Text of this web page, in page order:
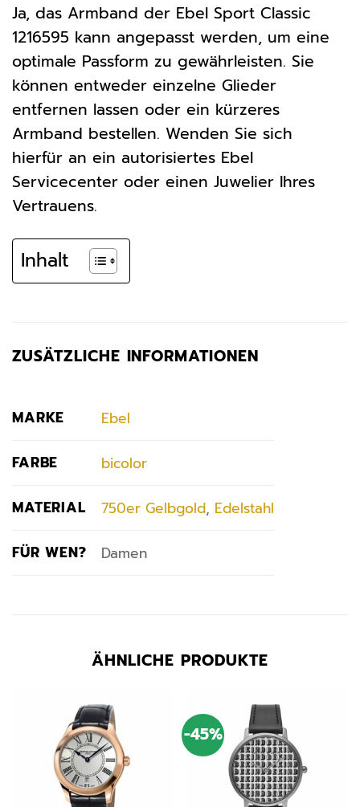
Ja, das Armband der Ebel Sport Classic
1216595 kann angepasst werden, um eine
optimale Passform zu gewährleisten. Sie
können entweder einzelne Glieder
entfernen lassen oder ein kürzeres
Armband bestellen. Wenden Sie sich
hierfür an ein autorisiertes Ebel
Servicecenter oder einen Juwelier Ihres
Vertrauens.
Inhalt
ZUSÄTZLICHE INFORMATIONEN
MARKE Ebel
FARBE bicolor
MATERIAL 750er Gelbgold, Edelstahl
FÜR WEN? Damen
ÄHNLICHE PRODUKTE
-45%